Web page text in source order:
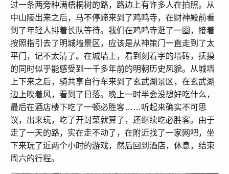
过一条两旁种满梧桐树的路，路边上有许多人在拍照。从
中山陵出来之后，马不停蹄来到了鸡鸣寺，在财神殿前看
到了年轻人排着长队等待。我们在鸡鸣寺逛了一圈，接着
按照指引去了明城墙景区，应该是从神策门一直走到了太
平门，记不太清了。在城墙上，看到刻着字的墙砖，抚摸
的同时似乎能感受到一千多年前的明朝历史风貌。从城墙
上下来之后，骑共享自行车来到了玄武湖景区，在玄武湖
边上吹着风，看到了日落。晚上一时半会没想好吃什么，
最后在酒店楼下吃了一顿必胜客……听起来确实不可思
议，出来玩，吃了开封菜就算了，还继续吃必胜客。由于
走了一天的路，实在走不动了，在附近找了一家网吧，坐
下来玩了近两个小时的游戏，然后回到酒店，休息，结束
周六的行程。